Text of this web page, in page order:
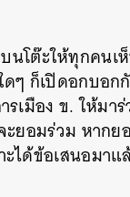
นโต๊ะให้ทุกคนเ
ๆ ก็เปิดอกบอ
เมือง ข. ให้มา
ยอมร่วม หากย
ได้ข้อเสนอมา